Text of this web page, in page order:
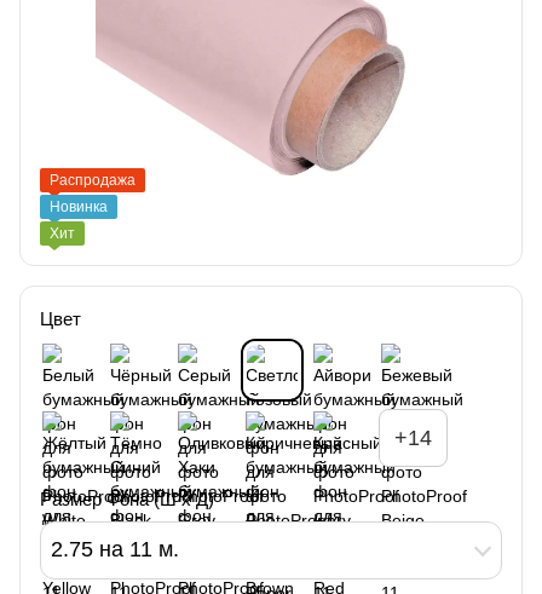
Распродажа
Новинка
Хит
Цвет
+14
Размер Фона (Ш х Д)
2.75 на 11 м.